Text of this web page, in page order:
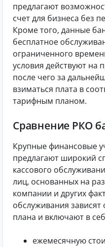
предлагают
счет для бизнеса без
Кроме того, данные
бесплатное
ограниченного
условия действуют на
после чего за
взиматься плата в
тарифным планом.
Сравнение РКО
Крупные финансовые
предлагают широкий
кассового
лиц, основанных на
компании и других
обслуживания
плана и включают в
ежемесячную